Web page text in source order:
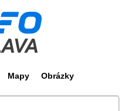
Mapy Obrázky